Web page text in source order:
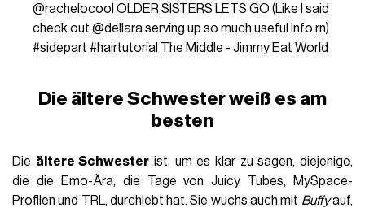
@rachelocool OLDER SISTERS LETS GO (Like I said
check out @dellara serving up so much useful info rn)
#sidepart #hairtutorial The Middle - Jimmy Eat World
Die ältere Schwester weiß es am
besten
Die ältere Schwester ist, um es klar zu sagen, diejenige,
die die Emo-Ära, die Tage von Juicy Tubes, MySpace-
Profilen und TRL, durchlebt hat. Sie wuchs auch mit Buffyauf,